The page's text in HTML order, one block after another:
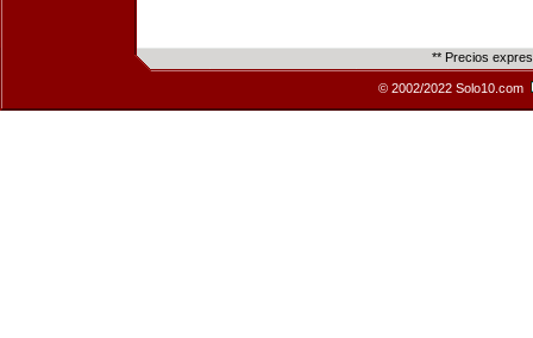
** Precios
© 2002/2022 Solo10.com